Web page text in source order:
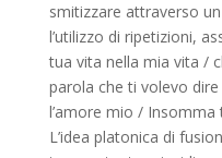
smitizzare attraverso
l’utilizzo di ripetizioni,
tua vita nella mia vita /
parola che ti volevo
l’amore mio / Insomma
L’idea platonica di